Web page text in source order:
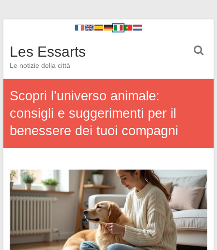
Les Essarts
Le notizie della città
Scopri l’universo animale:
consigli e suggerimenti per il
benessere dei tuoi compagni